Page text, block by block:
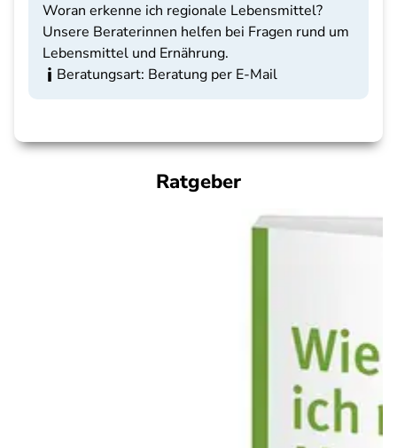
Woran erkenne ich regionale Lebensmittel?
Unsere Beraterinnen helfen bei Fragen rund um
Lebensmittel und Ernährung.
Beratungsart: Beratung per E-Mail
Ratgeber